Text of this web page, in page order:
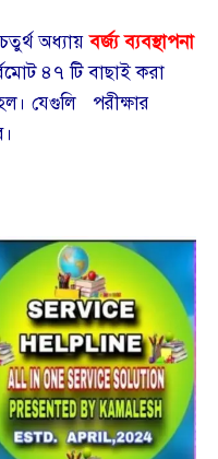
অধ্যায়বর্জ্য ব্যবস্থাপনা
৪৭ টি বাছাই করা
যেগুলি পরীক্ষার